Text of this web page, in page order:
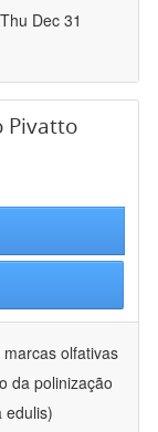
Dec 31
Pivatto
olfativas
da polinização
edulis)